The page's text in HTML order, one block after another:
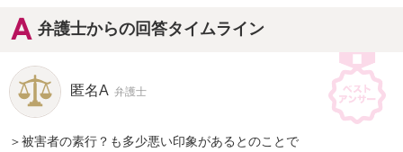
弁護士からの回答タイムライン
匿名A 弁護士
＞被害者の素行？も多少悪い印象があるとのことで